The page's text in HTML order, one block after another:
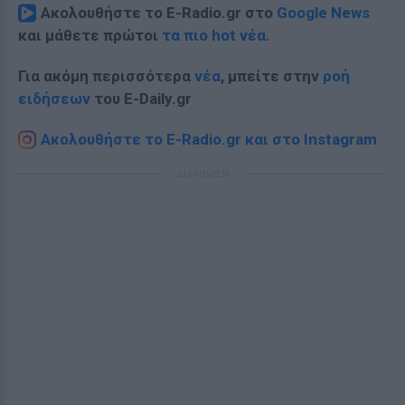
Ακολουθήστε το E-Radio.gr στο Google News
και μάθετε πρώτοι τα πιο hot νέα.
Για ακόμη περισσότερα νέα, μπείτε στην ροή
ειδήσεων του E-Daily.gr
Ακολουθήστε το E-Radio.gr και στο Instagram